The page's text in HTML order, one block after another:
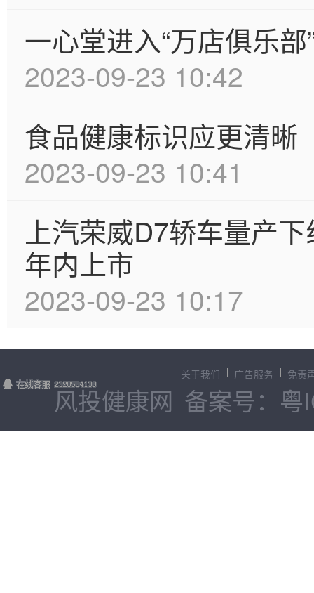
一心堂进入“万店俱乐
2023-09-23 10:42
食品健康标识应更清晰
2023-09-23 10:41
上汽荣威D7轿车量产
年内上市
2023-09-23 10:17
关于我们 广告服务 免责
风投健康网 备案号：粤